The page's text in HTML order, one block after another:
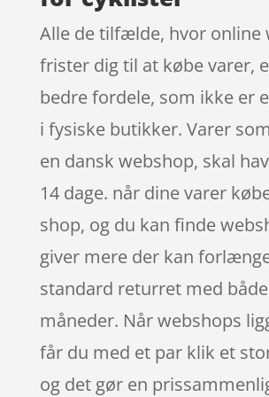
Alle de tilfælde, hvor online
frister dig til at købe varer,
bedre fordele, som ikke er
i fysiske butikker. Varer
en dansk webshop, skal
14 dage. når dine varer
shop, og du kan finde
giver mere der kan
standard returret med
måneder. Når webshops
får du med et par klik et
og det gør en